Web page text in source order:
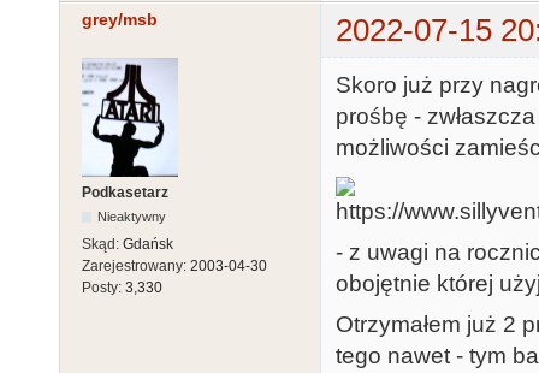
grey/msb 2022-07-15
Podkasetarz
Nieaktywny
Skąd: Gdańsk
Zarejestrowany: 2003-04-30
Posty: 3,330
Skoro już przy
prośbę -
możliwości
- z uwagi na
obojętnie której
Otrzymałem już 2
tego nawet - tym